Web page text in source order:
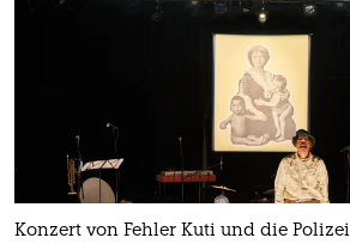
Konzert von Fehler Kuti und die Polizei